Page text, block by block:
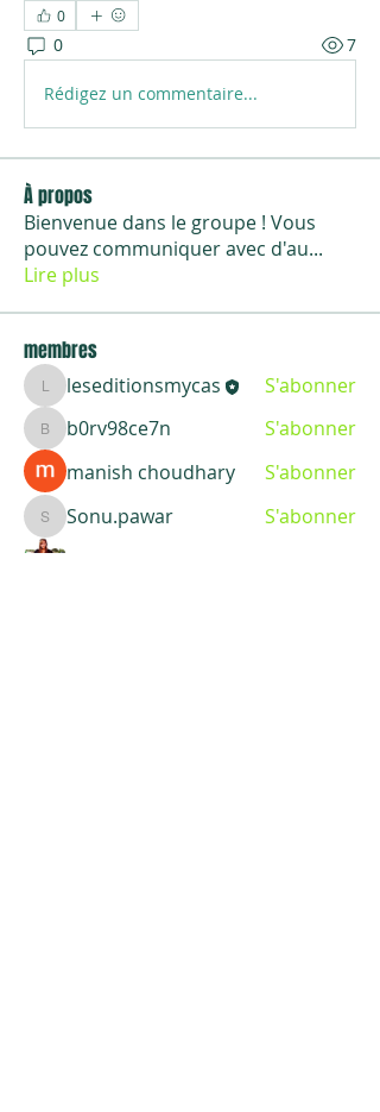
0
0 7
Rédigez un commentaire...
À propos
Bienvenue dans le groupe ! Vous
pouvez communiquer avec d'au...
Lire plus
membres
leseditionsmycas
leseditionsmycas S'abonner
b0rv98ce7n
b0rv98ce7n
S'abonner
manish choudhary
S'abonner
Sonu.pawar
Sonu.pawar
S'abonner